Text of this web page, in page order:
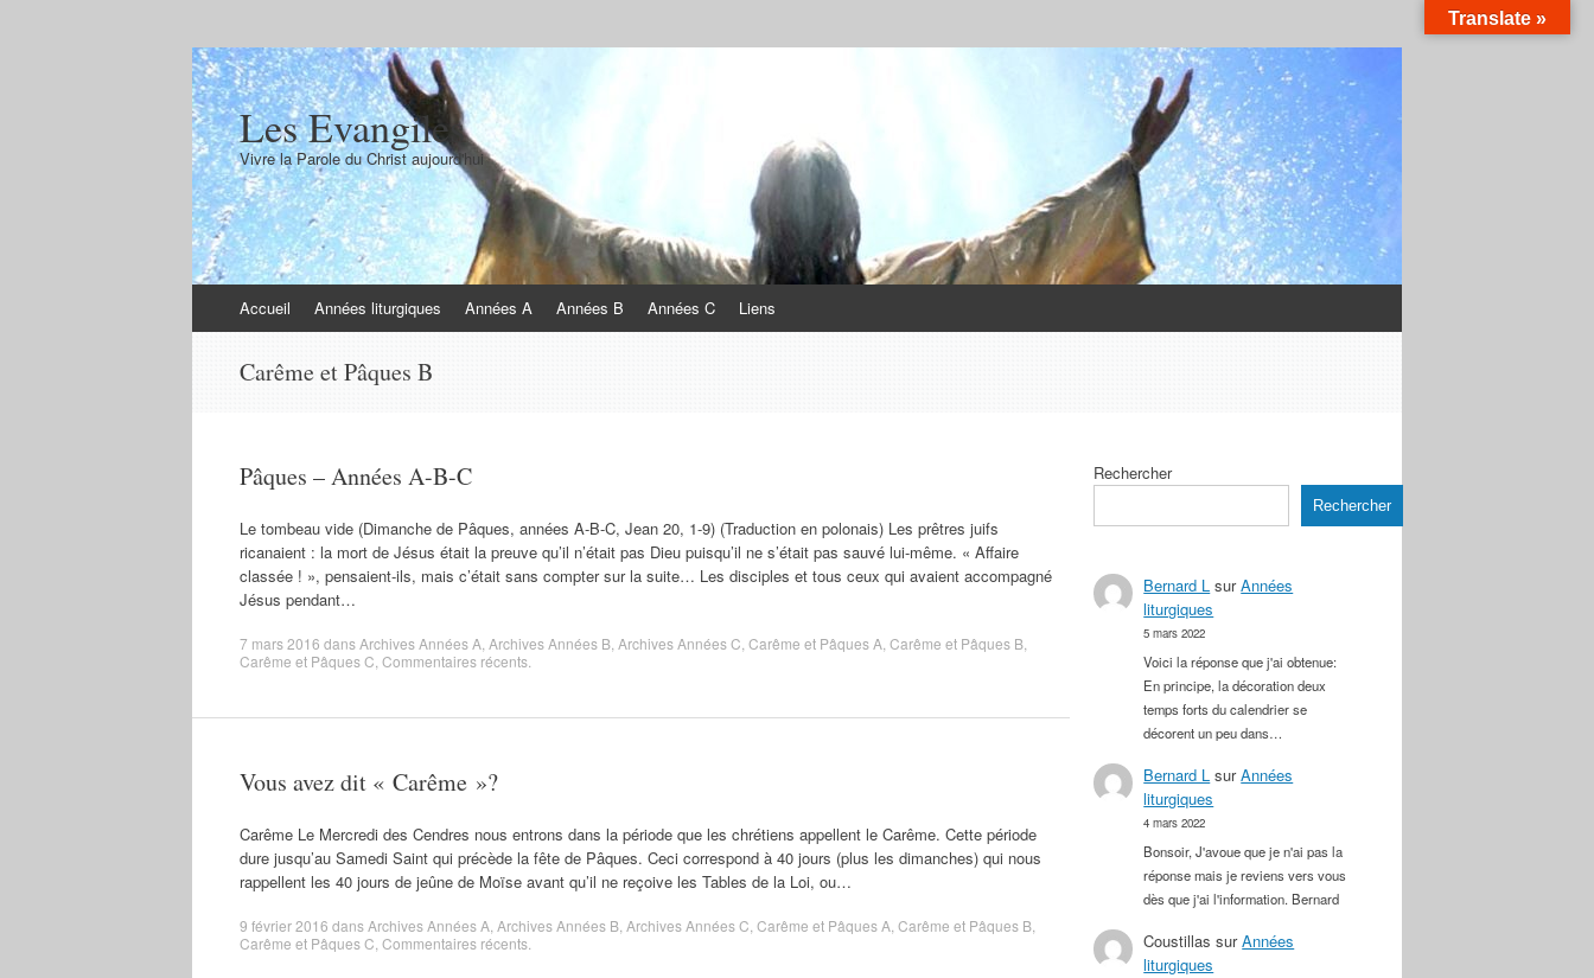
Les Evangiles
Vivre la Parole du Christ aujourd'hui
au
Accueil Années liturgiques Années A Années B Années C Liens
Carême et Pâques B
Pâques – Années A-B-C
Le tombeau vide (Dimanche de Pâques, années A-B-C, Jean 20, 1-9) (Traduction en polonais) Les prêtres juifs
ricanaient : la mort de Jésus était la preuve qu’il n’était pas Dieu puisqu’il ne s’était pas sauvé lui-même. « Affaire
classée ! », pensaient-ils, mais c’était sans compter sur la suite… Les disciples et tous ceux qui avaient accompagné
Jésus pendant…
7 mars 2016 dansArchives Années A Archives Années B Archives Années C Carême et Pâques A Carême et Pâques B
Carême et Pâques C Commentaires récents
Vous avez dit « Carême »?
Carême Le Mercredi des Cendres nous entrons dans la période que les chrétiens appellent le Carême. Cette période
dure jusqu’au Samedi Saint qui précède la fête de Pâques. Ceci correspond à 40 jours (plus les dimanches) qui nous
rappellent les 40 jours de jeûne de Moïse avant qu’il ne reçoive les Tables de la Loi, ou…
9 février 2016 dansArchives Années A Archives Années B Archives Années C Carême et Pâques A Carême et Pâques B
Carême et Pâques C Commentaires récents
Rechercher
Rechercher
Bernard L surAnnées
liturgiques
5 mars 2022
Voici la réponse que j'ai obtenue:
En principe, la décoration deux
temps forts du calendrier se
décorent un peu dans…
Bernard L surAnnées
liturgiques
4 mars 2022
Bonsoir, J'avoue que je n'ai pas la
réponse mais je reviens vers vous
dès que j'ai l'information. Bernard
Coustillas surAnnées
liturgiques
Translate »